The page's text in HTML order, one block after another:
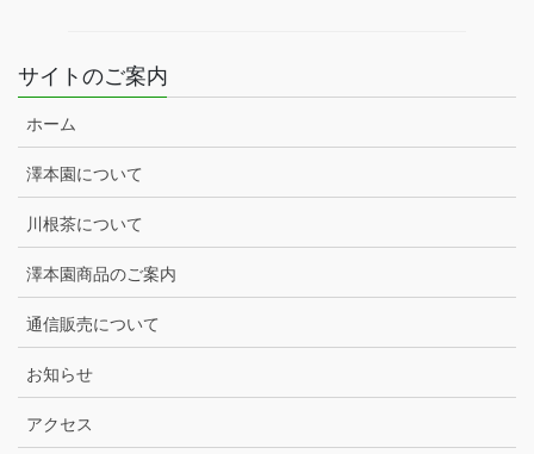
サイトのご案内
ホーム
澤本園について
川根茶について
澤本園商品のご案内
通信販売について
お知らせ
アクセス